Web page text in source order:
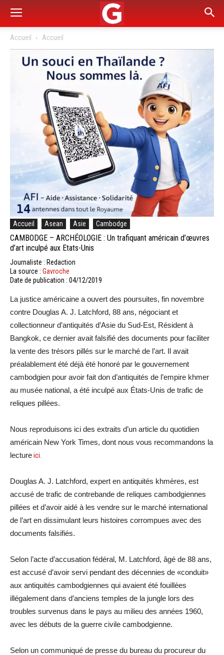
Accueil Accueil
Accueil Asean Asie Cambodge
CAMBODGE – ARCHÉOLOGIE : Un trafiquant américain d’œuvres
d’art inculpé aux Etats-Unis
Journaliste : Redaction
La source : Gavroche
Date de publication : 04/12/2019
La justice américaine a ouvert des poursuites, fin novembre
contre Douglas A. J. Latchford, 88 ans, négociant et
collectionneur d’antiquités d’Asie du Sud-Est, Résident à
Bangkok, ce dernier avait falsifié des documents pour faciliter
la vente des trésors pillés sur le marché de l’art. Il avait
préalablement été déjà été honoré par le gouvernement
cambodgien pour avoir fait don d’antiquités de l’empire khmer
au musée national, a été inculpé aux États-Unis de trafic de
reliques pillées.
Nous reproduisons ici des extraits d’un article du quotidien
américain New York Times, dont nous vous recommandons la
lectureici.
Douglas A. J. Latchford, expert en antiquités khmères, est
accusé de trafic de contrebande de reliques cambodgiennes
pillées et d’avoir aidé à les vendre sur le marché international
de l’art en dissimulant leurs histoires corrompues avec des
documents falsifiés.
Selon l’acte d’accusation fédéral, M. Latchford, âgé de 88 ans,
est accusé d’avoir servi pendant des décennies de «conduit»
aux antiquités cambodgiennes qui avaient été fouillées
illégalement dans d’anciens temples de la jungle lors des
troubles survenus dans le pays au milieu des années 1960,
avec les débuts de la guerre civile cambodgienne.
Selon un communiqué de presse du bureau du procureur du